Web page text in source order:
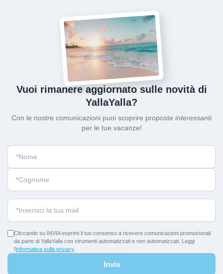
Vuoi rimanere aggiornato sulle novità di
YallaYalla?
Con le nostre comunicazioni puoi scoprire proposte interessanti
per le tue vacanze!
Cliccando su INVIA esprimi il tuo consenso a ricevere comunicazioni promozionali
da parte di YallaYalla con strumenti automatizzati e non automatizzati. Leggi
l'informativa sulla privacy.
Invia